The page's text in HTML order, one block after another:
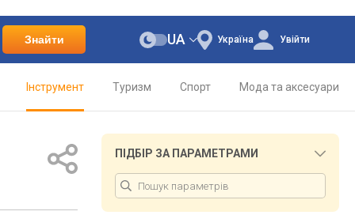
Знайти Україна
UA Увійти
Інструмент Туризм Спорт Мода та аксесуари
ПІДБІР ЗА ПАРАМЕТРАМИ